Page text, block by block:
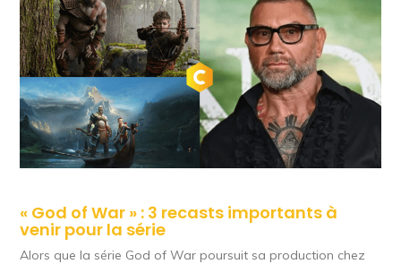
« God of War » : 3 recasts importants à
venir pour la série
Alors que la série God of War poursuit sa production chez